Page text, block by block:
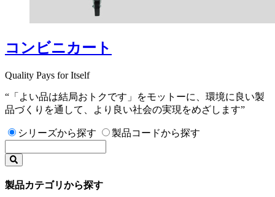
コンビニカート
Quality Pays for Itself
“「よい品は結局おトクです」をモットーに、環境に良い製
品づくりを通して、より良い社会の実現をめざします”
シリーズから探す 製品コードから探す
製品カテゴリから探す